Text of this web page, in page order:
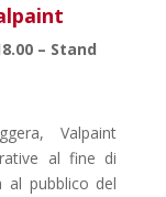
– Stand
Valpaint
al fine di
pubblico del